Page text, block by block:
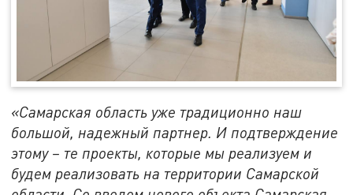
«Самарская область уже традиционно наш
большой, надежный партнер. И подтверждение
этому – те проекты, которые мы реализуем и
будем реализовать на территории Самарской